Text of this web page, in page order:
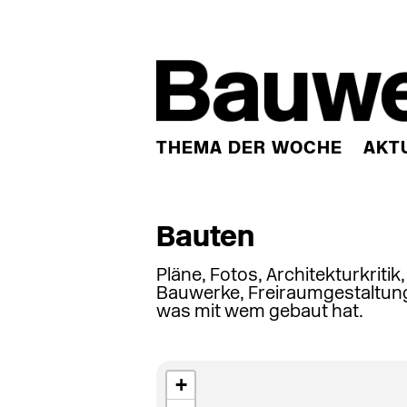
THEMA DER WOCHE
Bauten
Pläne, Fotos,
Bauwerke,
was mit wem gebaut hat.
+